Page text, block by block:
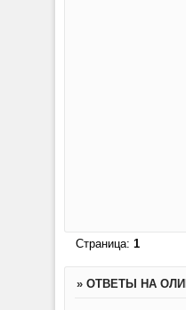
Страница: 1
» ОТВЕТЫ НА